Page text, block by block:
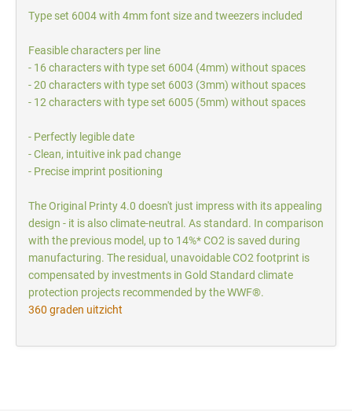
Type set 6004 with 4mm font size and tweezers included
Feasible characters per line
- 16 characters with type set 6004 (4mm) without spaces
- 20 characters with type set 6003 (3mm) without spaces
- 12 characters with type set 6005 (5mm) without spaces
- Perfectly legible date
- Clean, intuitive ink pad change
- Precise imprint positioning
The Original Printy 4.0 doesn't just impress with its appealing
design - it is also climate-neutral. As standard. In comparison
with the previous model, up to 14%* CO2 is saved during
manufacturing. The residual, unavoidable CO2 footprint is
compensated by investments in Gold Standard climate
protection projects recommended by the WWF®.
360 graden uitzicht